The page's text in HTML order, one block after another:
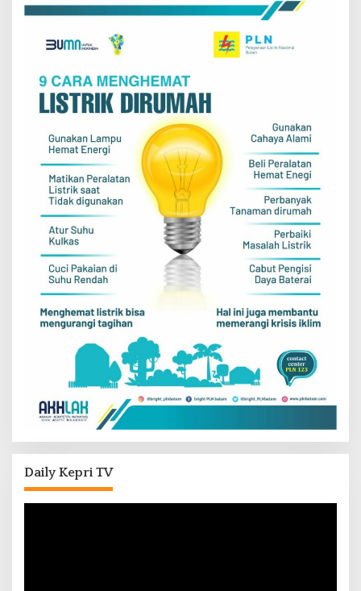
Daily Kepri TV